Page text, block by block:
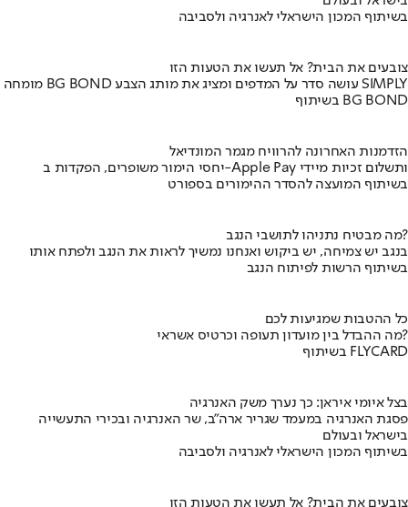
בשיתוף המכון הישראלי לאנרגיה ולסביבה
צובעים את הבית? אל תעשו את הטעות הזו
מומחה BG BOND עושה סדר על המדפים ומציג את מותג הצבע SIMPLY
בשיתוף BG BOND
הזדמנות האחרונה להרוויח מגמר המונדיאל
יחסי הימור משופרים, הפקדות ב-Apple Pay ותשלום זכיות מיידי
בשיתוף המועצה להסדר ההימורים בספורט
מה מבטיח נתניהו לתושבי הנגב?
בנגב יש צמיחה, יש ביקוש ואנחנו נמשיך לראות את הנגב ולפתח אותו
בשיתוף הרשות לפיתוח הנגב
כל ההטבות שמגיעות לכם
מה ההבדל בין מועדון תעופה וכרטיס אשראי?
בשיתוף FLYCARD
בצל איומי איראן: כך נערך משק האנרגיה
פסגת האנרגיה במעמד שגריר ארה"ב, שר האנרגיה ובכירי התעשייה
בישראל ובעולם
בשיתוף המכון הישראלי לאנרגיה ולסביבה
צובעים את הבית? אל תעשו את הטעות הזו